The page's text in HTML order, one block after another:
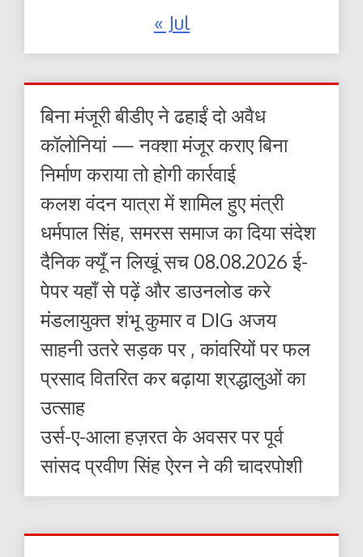
« Jul
बिना मंजूरी बीडीए ने ढहाईं दो अवैध
कॉलोनियां — नक्शा मंजूर कराए बिना
निर्माण कराया तो होगी कार्रवाई
कलश वंदन यात्रा में शामिल हुए मंत्री
धर्मपाल सिंह, समरस समाज का दिया संदेश
दैनिक क्यूँ न लिखूं सच 08.08.2026 ई-
पेपर यहाँ से पढ़ें और डाउनलोड करे
मंडलायुक्त शंभू कुमार व DIG अजय
साहनी उतरे सड़क पर , कांवरियों पर फल
प्रसाद वितरित कर बढ़ाया श्रद्धालुओं का
उत्साह
उर्स-ए-आला हज़रत के अवसर पर पूर्व
सांसद प्रवीण सिंह ऐरन ने की चादरपोशी